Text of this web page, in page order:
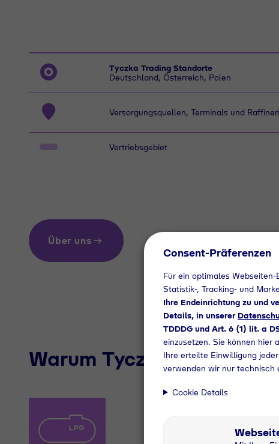
Tyczka Trading Standorte
Deutschland, Österreich, Polen
Versorgungsquellen, Terminals und
Vertriebsgebiet
Über uns
Warum Tyczka Trading
Consent-Präferenzen
Für ein optimales
Statistik-, Tracking- und
Ihre Endeinrichtung zu und
Details, in unserer
TDDDG und Art. 6 (1) lit. a
einzusetzen. Sie können hier
Ihre erteilte Einwilligung
verwenden wir nur technisch
Cookie Details